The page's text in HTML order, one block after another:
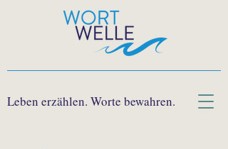
Leben erzählen. Worte bewahren.